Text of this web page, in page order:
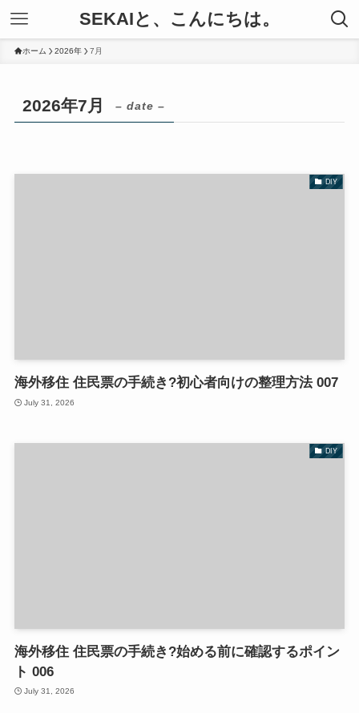
SEKAIと、こんにちは。
ホーム 2026年 7月
2026年7月 – date –
DIY
海外移住 住民票の手続き?初心者向けの整理方法 007
July 31, 2026
DIY
海外移住 住民票の手続き?始める前に確認するポイン
ト 006
July 31, 2026